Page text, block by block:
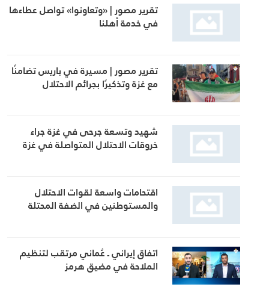
تقرير مصور | «وتعاونوا» تواصل عطاءها
في خدمة أهلنا
تقرير مصور | مسيرة في باريس تضامنًا
مع غزة وتذكيرًا بجرائم الاحتلال
شهيد وتسعة جرحى في غزة جراء
خروقات الاحتلال المتواصلة في غزة
اقتحامات واسعة لقوات الاحتلال
والمستوطنين في الضفة المحتلة
اتفاق إيراني ـ عُماني مرتقب لتنظيم
الملاحة في مضيق هرمز